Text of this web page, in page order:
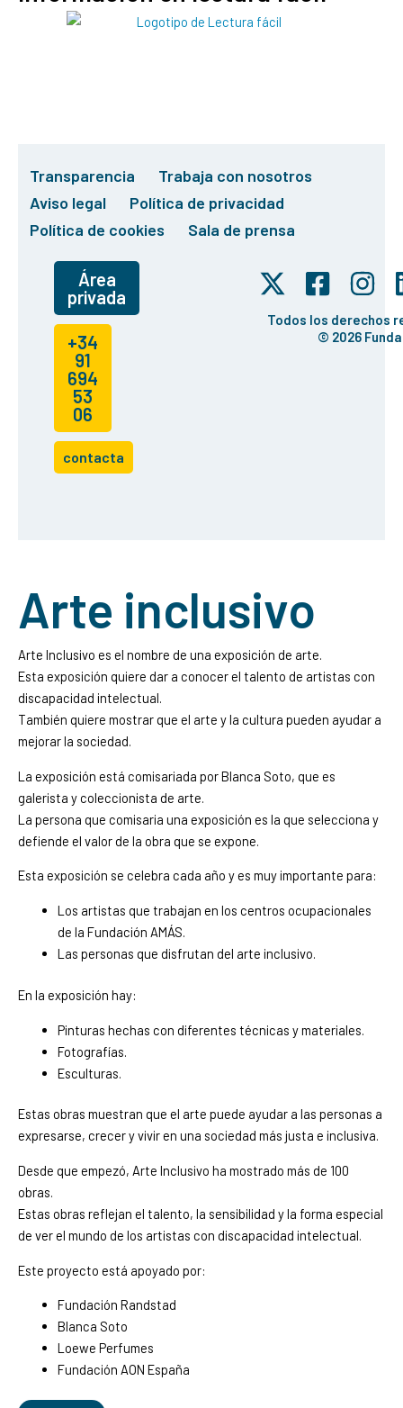
Transparencia
Trabaja con nosotros
Aviso legal
Política de privacidad
Política de cookies
Sala de prensa
Área
privada
+34
91
694
53
06
contacta
Todos los derechos
© 2026
Arte inclusivo
Arte Inclusivo es el nombre de una exposición de arte.
Esta exposición quiere dar a conocer el talento de artistas con
discapacidad intelectual.
También quiere mostrar que el arte y la cultura pueden ayudar a
mejorar la sociedad.
La exposición está comisariada por Blanca Soto, que es
galerista y coleccionista de arte.
La persona que comisaria una exposición es la que selecciona y
defiende el valor de la obra que se expone.
Esta exposición se celebra cada año y es muy importante para:
Los artistas que trabajan en los centros ocupacionales
de la Fundación AMÁS.
Las personas que disfrutan del arte inclusivo.
En la exposición hay:
Pinturas hechas con diferentes técnicas y materiales.
Fotografías.
Esculturas.
Estas obras muestran que el arte puede ayudar a las personas a
expresarse, crecer y vivir en una sociedad más justa e inclusiva.
Desde que empezó, Arte Inclusivo ha mostrado más de 100
obras.
Estas obras reflejan el talento, la sensibilidad y la forma especial
de ver el mundo de los artistas con discapacidad intelectual.
Este proyecto está apoyado por:
Fundación Randstad
Blanca Soto
Loewe Perfumes
Fundación AON España